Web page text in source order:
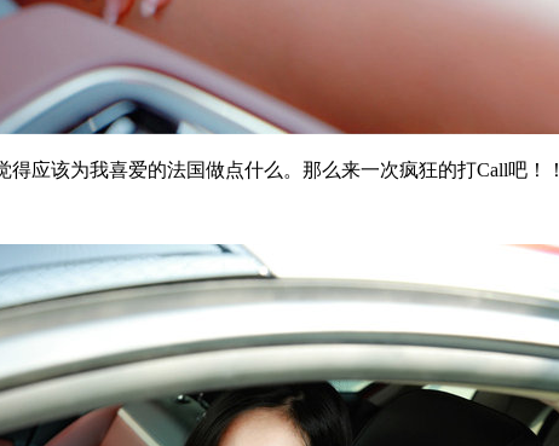
应该为我喜爱的法国做点什么。那么来一次疯狂的打Call吧！！